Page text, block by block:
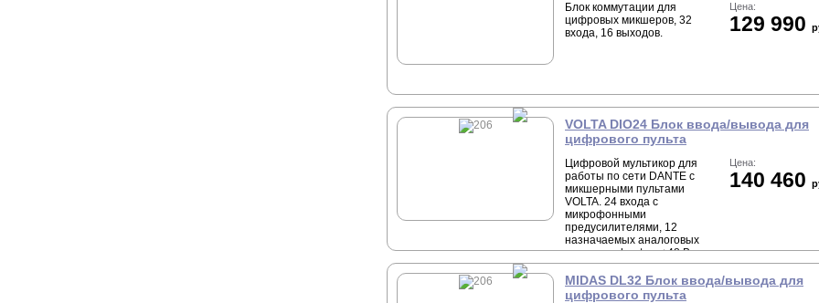
Блок коммутации для
цифровых микшеров, 32
входа, 16 выходов.
Цена:
129 990
VOLTA DIO24 Блок ввода/вывода для
цифрового пульта
Цифровой мультикор для
работы по сети DANTE с
микшерными пультами
VOLTA. 24 входа с
микрофонными
предусилителями, 12
назначаемых аналоговых
выходов, phantom +48 В,
возможность линкования,
19" рэк.
Цена:
140 460
MIDAS DL32 Блок ввода/вывода для
цифрового пульта